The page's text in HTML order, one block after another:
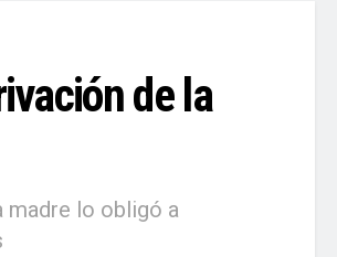
de la
madre lo obligó a